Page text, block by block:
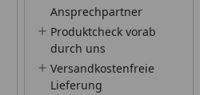
Ansprechpartner
Produktcheck vorab
durch uns
Versandkostenfreie
Lieferung